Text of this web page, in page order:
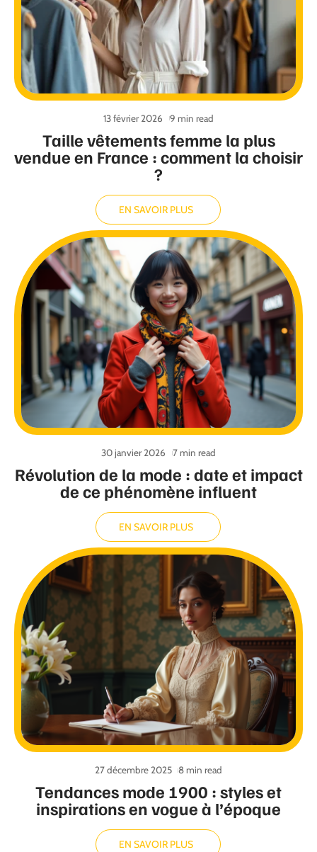
Taille vêtements femme la plus
vendue en France : comment la choisir
?
13 février 2026 9 min read
EN SAVOIR PLUS
Révolution de la mode : date et impact
de ce phénomène influent
30 janvier 2026 7 min read
EN SAVOIR PLUS
Tendances mode 1900 : styles et
inspirations en vogue à l’époque
27 décembre 2025 8 min read
EN SAVOIR PLUS